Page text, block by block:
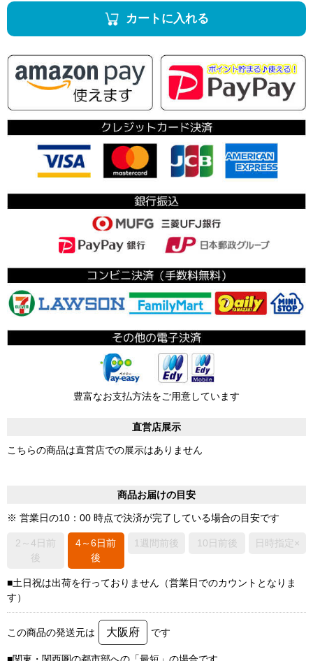
カートに入れる
豊富なお支払方法をご用意しています
直営店展示
こちらの商品は直営店での展示はありません
商品お届けの目安
※ 営業日の10：00 時点で決済が完了している場合の目安です
2～4日前
後
4～6日前
後
1週間前後 10日前後 日時指定×
■土日祝は出荷を行っておりません（営業日でのカウントとなりま
す）
この商品の発送元は 大阪府 です